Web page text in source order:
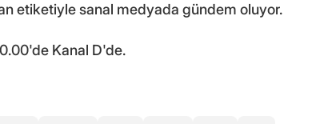
etiketiyle sanal medyada gündem oluyor.
Kanal D'de.